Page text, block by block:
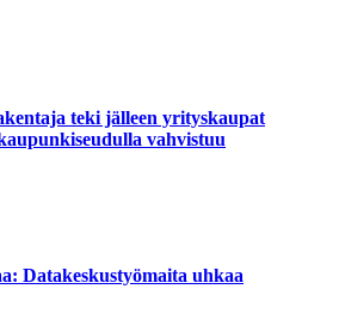
teki jälleen yrityskaupat
vahvistuu
Datakeskustyömaita uhkaa